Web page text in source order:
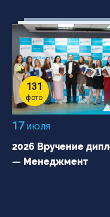
131
фото
17июля
2026 Вручение
— Менеджмент